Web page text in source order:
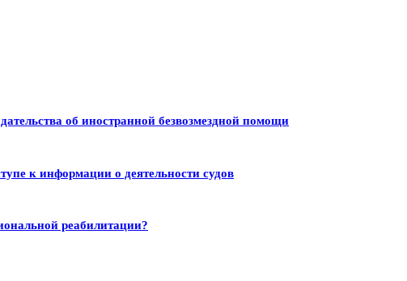
об иностранной безвозмездной помощи
к информации о деятельности судов
реабилитации?